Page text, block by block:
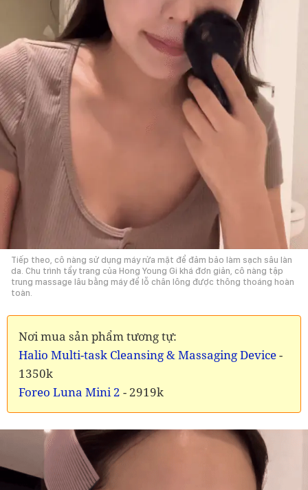
Tiếp theo, cô nàng sử dụng máy rửa mặt để đảm bảo làm sạch sâu làn
da. Chu trình tẩy trang của Hong Young Gi khá đơn giản, cô nàng tập
trung massage lâu bằng máy để lỗ chân lông được thông thoáng hoàn
toàn.
Nơi mua sản phẩm tương tự:
Halio Multi-task Cleansing & Massaging Device-
1350k
Foreo Luna Mini 2 - 2919k